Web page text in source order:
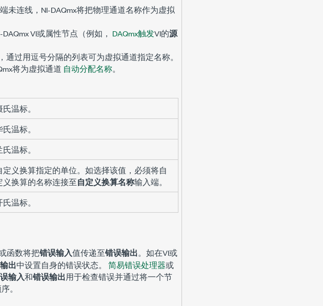
未连线，NI-DAQmx将把物理通道名称作为虚拟
VI或属性节点（例如， DAQmx触发VI的源
通过用逗号分隔的列表可为虚拟通道指定名称。
将为虚拟通道 自动分配名称。
氏温标。
氏温标。
氏温标。
定义换算指定的单位。如选择该值，必须将自
义换算的名称连接至自定义换算名称输入端。
氏温标。
函数将把错误输入值传递至错误输出。如在VI或
出中设置自身的错误状态。 简易错误处理器或
输入和错误输出用于检查错误并通过将一个节
。